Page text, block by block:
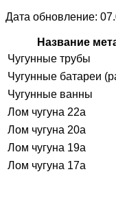
Дата обновление:
Название
Чугунные трубы
Чугунные батареи
Чугунные ванны
Лом чугуна 22а
Лом чугуна 20а
Лом чугуна 19а
Лом чугуна 17а